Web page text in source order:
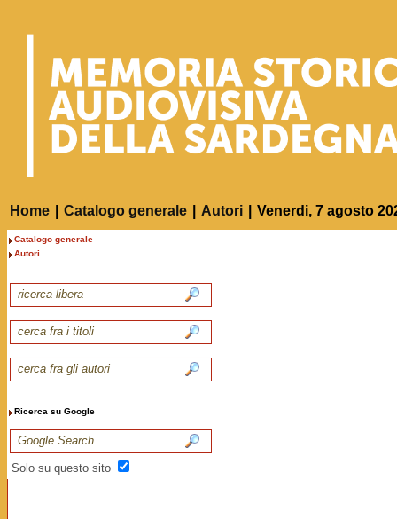
Home Catalogo generale Autori Venerdi, 7 agosto
Catalogo generale
Autori
Ricerca su Google
Solo su questo sito